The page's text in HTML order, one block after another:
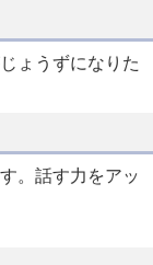
ょうずになりた
。話す力をアッ